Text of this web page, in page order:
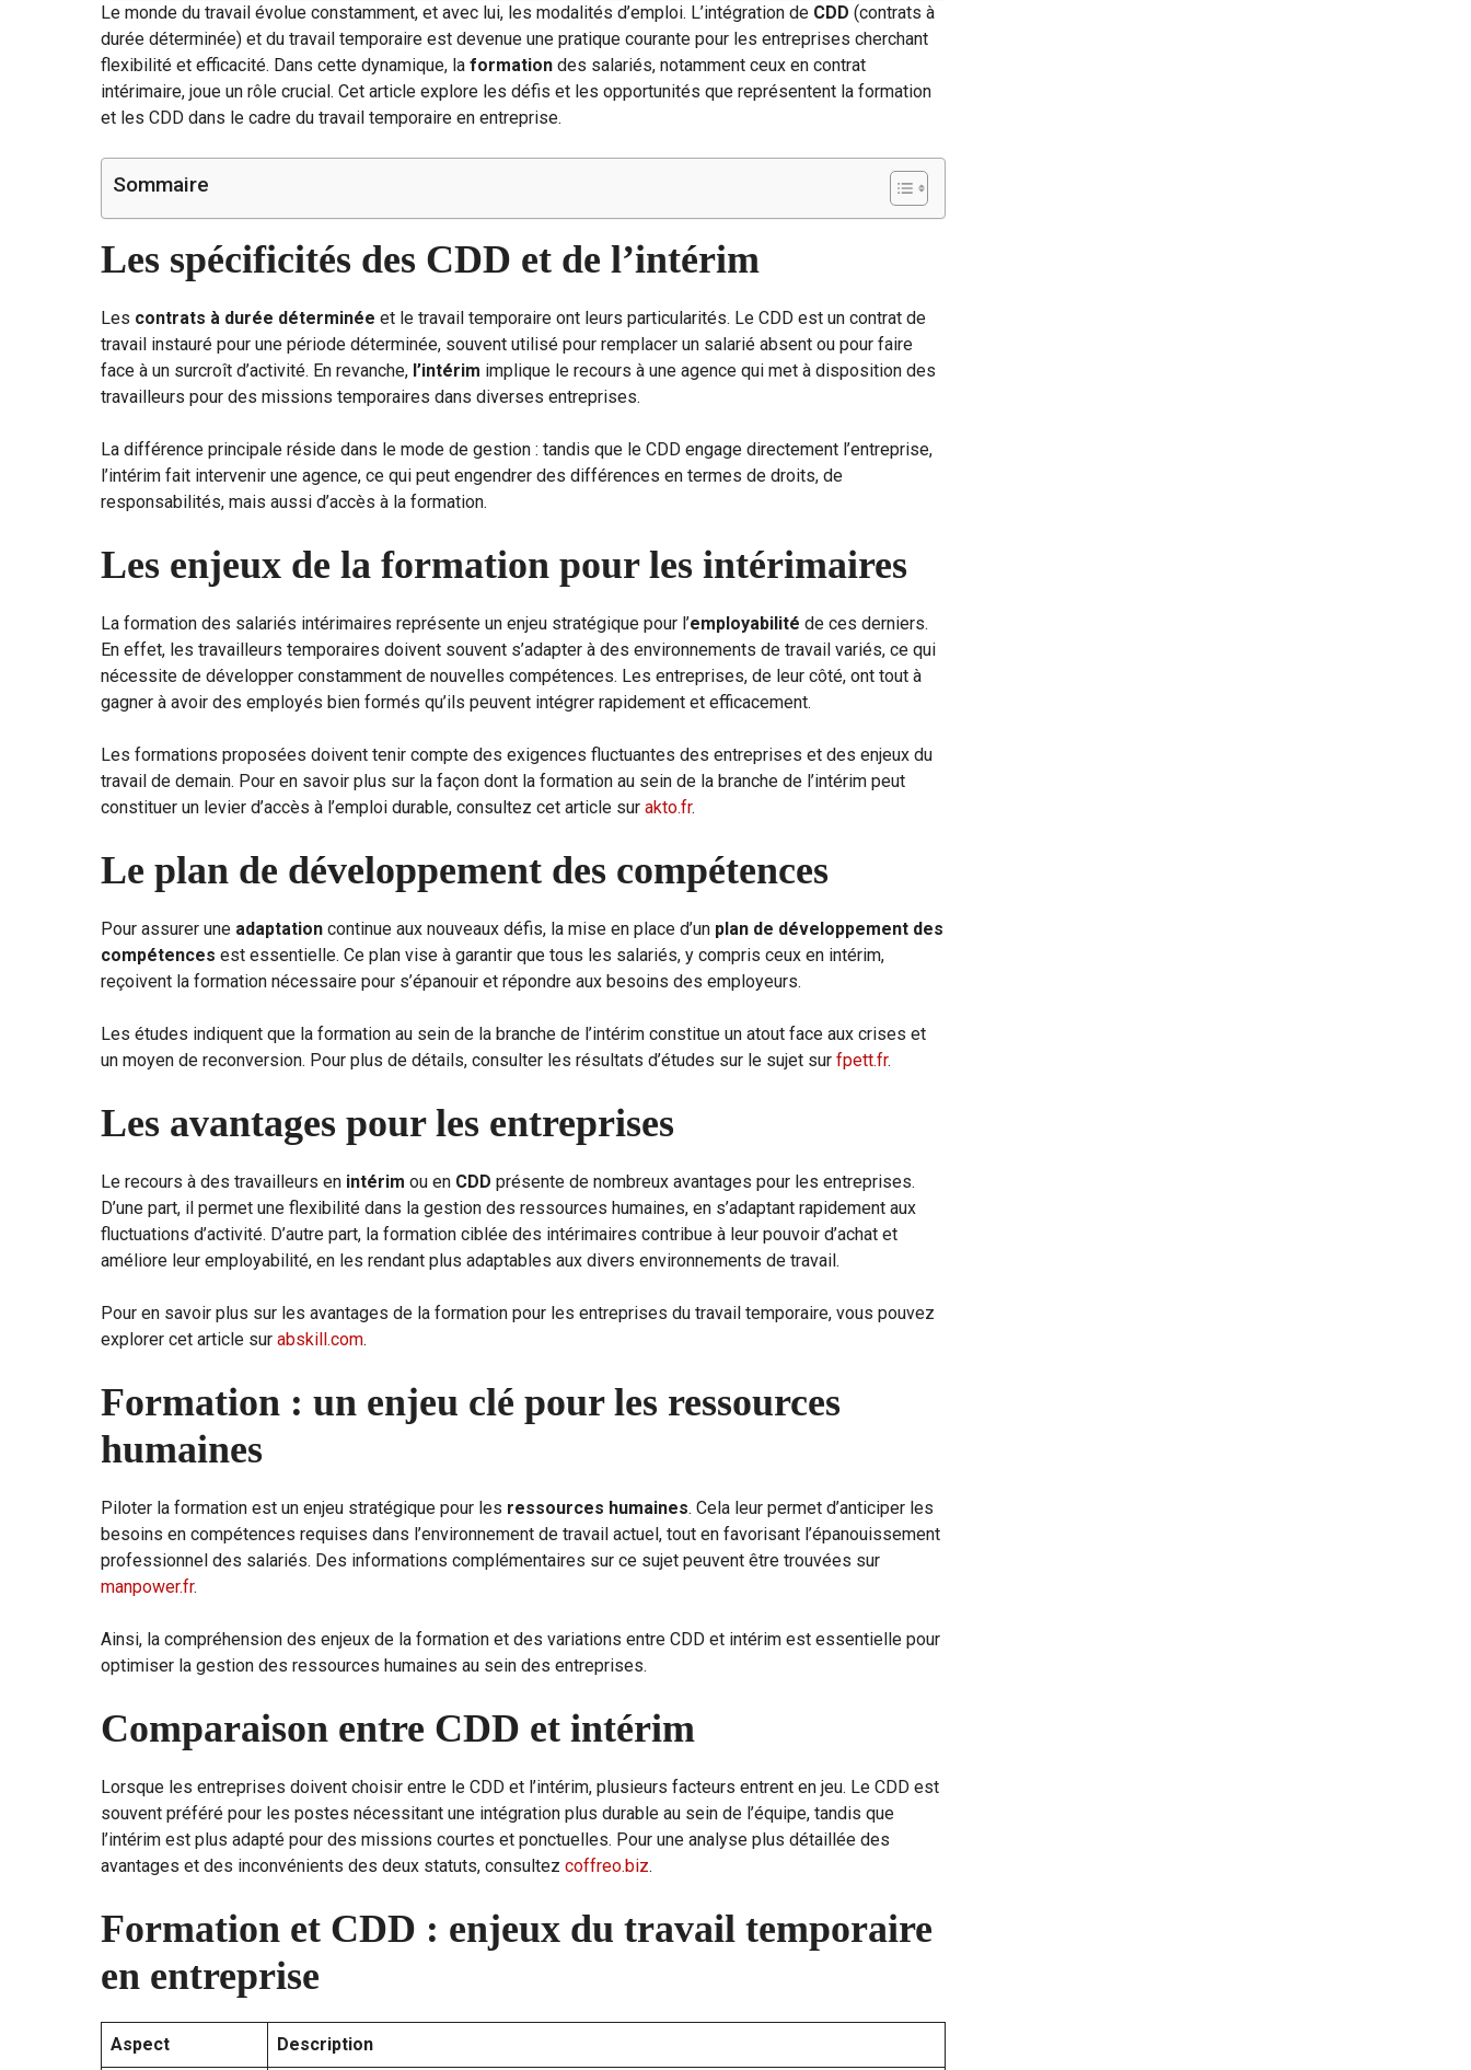
Le monde du travail évolue constamment, et avec lui, les modalités d’emploi. L’intégration de CDD (contrats à
durée déterminée) et du travail temporaire est devenue une pratique courante pour les entreprises cherchant
flexibilité et efficacité. Dans cette dynamique, la formation des salariés, notamment ceux en contrat
intérimaire, joue un rôle crucial. Cet article explore les défis et les opportunités que représentent la formation
et les CDD dans le cadre du travail temporaire en entreprise.
Sommaire
Les spécificités des CDD et de l’intérim
Les contrats à durée déterminée et le travail temporaire ont leurs particularités. Le CDD est un contrat de
travail instauré pour une période déterminée, souvent utilisé pour remplacer un salarié absent ou pour faire
face à un surcroît d’activité. En revanche, l’intérim implique le recours à une agence qui met à disposition des
travailleurs pour des missions temporaires dans diverses entreprises.
La différence principale réside dans le mode de gestion : tandis que le CDD engage directement l’entreprise,
l’intérim fait intervenir une agence, ce qui peut engendrer des différences en termes de droits, de
responsabilités, mais aussi d’accès à la formation.
Les enjeux de la formation pour les intérimaires
La formation des salariés intérimaires représente un enjeu stratégique pour l’employabilité de ces derniers.
En effet, les travailleurs temporaires doivent souvent s’adapter à des environnements de travail variés, ce qui
nécessite de développer constamment de nouvelles compétences. Les entreprises, de leur côté, ont tout à
gagner à avoir des employés bien formés qu’ils peuvent intégrer rapidement et efficacement.
Les formations proposées doivent tenir compte des exigences fluctuantes des entreprises et des enjeux du
travail de demain. Pour en savoir plus sur la façon dont la formation au sein de la branche de l’intérim peut
constituer un levier d’accès à l’emploi durable, consultez cet article sur akto.fr.
Le plan de développement des compétences
Pour assurer une adaptation continue aux nouveaux défis, la mise en place d’un plan de développement des
compétences est essentielle. Ce plan vise à garantir que tous les salariés, y compris ceux en intérim,
reçoivent la formation nécessaire pour s’épanouir et répondre aux besoins des employeurs.
Les études indiquent que la formation au sein de la branche de l’intérim constitue un atout face aux crises et
un moyen de reconversion. Pour plus de détails, consulter les résultats d’études sur le sujet sur fpett.fr.
Les avantages pour les entreprises
Le recours à des travailleurs en intérim ou en CDD présente de nombreux avantages pour les entreprises.
D’une part, il permet une flexibilité dans la gestion des ressources humaines, en s’adaptant rapidement aux
fluctuations d’activité. D’autre part, la formation ciblée des intérimaires contribue à leur pouvoir d’achat et
améliore leur employabilité, en les rendant plus adaptables aux divers environnements de travail.
Pour en savoir plus sur les avantages de la formation pour les entreprises du travail temporaire, vous pouvez
explorer cet article sur abskill.com.
Formation : un enjeu clé pour les ressources
humaines
Piloter la formation est un enjeu stratégique pour les ressources humaines. Cela leur permet d’anticiper les
besoins en compétences requises dans l’environnement de travail actuel, tout en favorisant l’épanouissement
professionnel des salariés. Des informations complémentaires sur ce sujet peuvent être trouvées sur
manpower.fr.
Ainsi, la compréhension des enjeux de la formation et des variations entre CDD et intérim est essentielle pour
optimiser la gestion des ressources humaines au sein des entreprises.
Comparaison entre CDD et intérim
Lorsque les entreprises doivent choisir entre le CDD et l’intérim, plusieurs facteurs entrent en jeu. Le CDD est
souvent préféré pour les postes nécessitant une intégration plus durable au sein de l’équipe, tandis que
l’intérim est plus adapté pour des missions courtes et ponctuelles. Pour une analyse plus détaillée des
avantages et des inconvénients des deux statuts, consultez coffreo.biz.
Formation et CDD : enjeux du travail temporaire
en entreprise
Aspect Description